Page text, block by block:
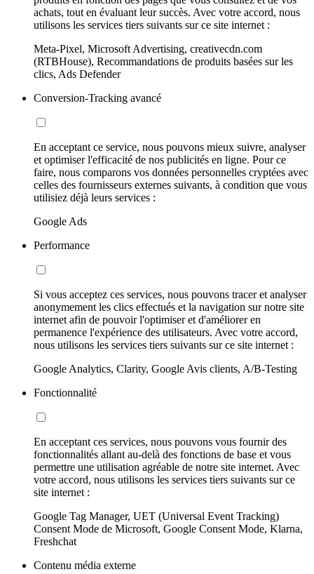
achats, tout en évaluant leur succès. Avec votre accord, nous
utilisons les services tiers suivants sur ce site internet :
Meta-Pixel, Microsoft Advertising, creativecdn.com
(RTBHouse), Recommandations de produits basées sur les
clics, Ads Defender
Conversion-Tracking avancé
En acceptant ce service, nous pouvons mieux suivre, analyser
et optimiser l'efficacité de nos publicités en ligne. Pour ce
faire, nous comparons vos données personnelles cryptées avec
celles des fournisseurs externes suivants, à condition que vous
utilisiez déjà leurs services :
Google Ads
Performance
Si vous acceptez ces services, nous pouvons tracer et analyser
anonymement les clics effectués et la navigation sur notre site
internet afin de pouvoir l'optimiser et d'améliorer en
permanence l'expérience des utilisateurs. Avec votre accord,
nous utilisons les services tiers suivants sur ce site internet :
Google Analytics, Clarity, Google Avis clients, A/B-Testing
Fonctionnalité
En acceptant ces services, nous pouvons vous fournir des
fonctionnalités allant au-delà des fonctions de base et vous
permettre une utilisation agréable de notre site internet. Avec
votre accord, nous utilisons les services tiers suivants sur ce
site internet :
Google Tag Manager, UET (Universal Event Tracking)
Consent Mode de Microsoft, Google Consent Mode, Klarna,
Freshchat
Contenu média externe